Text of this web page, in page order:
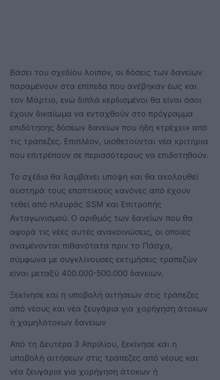
Βάσει του σχεδίου λοιπόν, οι δόσεις των δανείων
παραμένουν στα επίπεδα που ανέβηκαν έως και
τον Μάρτιο, ενώ διπλά κερδισμένοι θα είναι όσοι
έχουν δικαίωμα να ενταχθούν στο πρόγραμμα
επιδότησης δόσεων δανείων που ήδη «τρέχει» από
τις τράπεζες. Επιπλέον, υιοθετούνται νέα κριτήρια
που επιτρέπουν σε περισσότερους να επιδοτηθούν.
Το σχέδιο θα λαμβάνει υπόψη και θα ακολουθεί
αυστηρά τους εποπτικούς κανόνες από έχουν
τεθεί από πλευράς SSM και Επιτροπής
Ανταγωνισμού. Ο αριθμός των δανείων που θα
αφορά τις νέες αυτές ανακοινώσεις, οι οποίες
αναμένονται πιθανότατα πριν το Πάσχα,
σύμφωνα με συγκλίνουσες εκτιμήσεις τραπεζών
είναι μεταξύ 400.000-500.000 δανείων.
Ξεκίνησε και η υποβολή αιτήσεων στις τράπεζες
από νέους και νέα ζευγάρια για χορήγηση άτοκων
ή χαμηλότοκων δανείων
Από τη Δευτέρα 3 Απριλίου, ξεκίνησε και η
υποβολή αιτήσεων στις τράπεζες από νέους και
νέα ζευγάρια για χορήγηση άτοκων ή